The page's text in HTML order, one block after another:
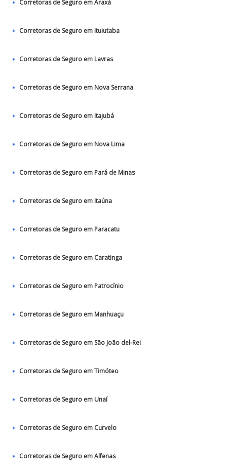
Corretoras de Seguro em Araxá
Corretoras de Seguro em Ituiutaba
Corretoras de Seguro em Lavras
Corretoras de Seguro em Nova Serrana
Corretoras de Seguro em Itajubá
Corretoras de Seguro em Nova Lima
Corretoras de Seguro em Pará de Minas
Corretoras de Seguro em Itaúna
Corretoras de Seguro em Paracatu
Corretoras de Seguro em Caratinga
Corretoras de Seguro em Patrocínio
Corretoras de Seguro em Manhuaçu
Corretoras de Seguro em São João del-Rei
Corretoras de Seguro em Timóteo
Corretoras de Seguro em Unaí
Corretoras de Seguro em Curvelo
Corretoras de Seguro em Alfenas